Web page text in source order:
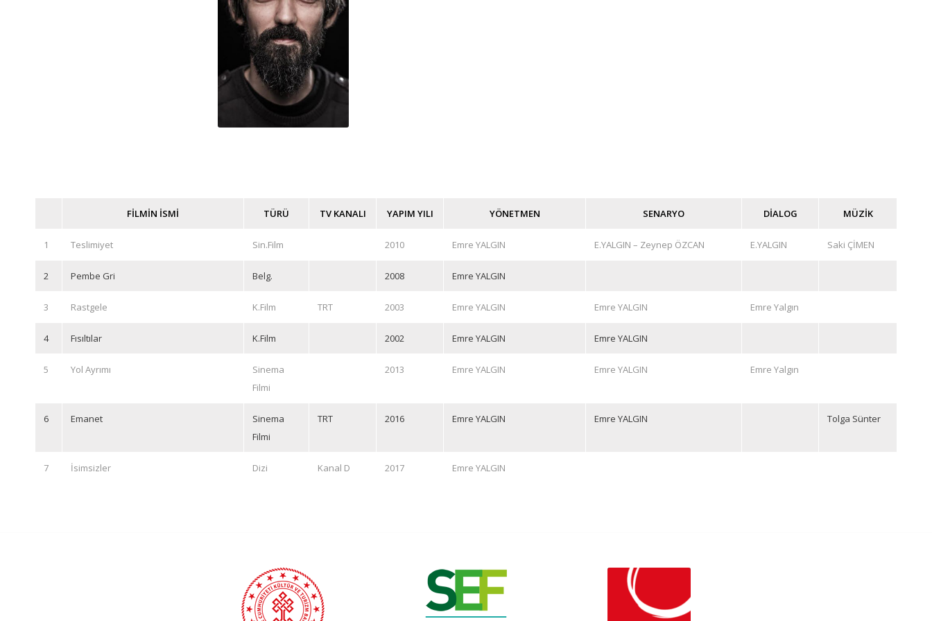
FİLMİN İSMİ TÜRÜ TV KANALI YAPIM YILI YÖNETMEN SENARYO DİALOG MÜZİK
1 Teslimiyet Sin.Film 2010 Emre YALGIN E.YALGIN – Zeynep ÖZCAN E.YALGIN Saki ÇİMEN
2 Pembe Gri Belg. 2008 Emre YALGIN
3 Rastgele K.Film TRT 2003 Emre YALGIN Emre YALGIN Emre Yalgın
4 Fısıltılar K.Film 2002 Emre YALGIN Emre YALGIN
5 Yol Ayrımı
Sinema
Filmi
2013 Emre YALGIN Emre YALGIN Emre Yalgın
6 Emanet
Sinema
Filmi
TRT 2016 Emre YALGIN Emre YALGIN Tolga Sünter
7 İsimsizler Dizi Kanal D 2017 Emre YALGIN